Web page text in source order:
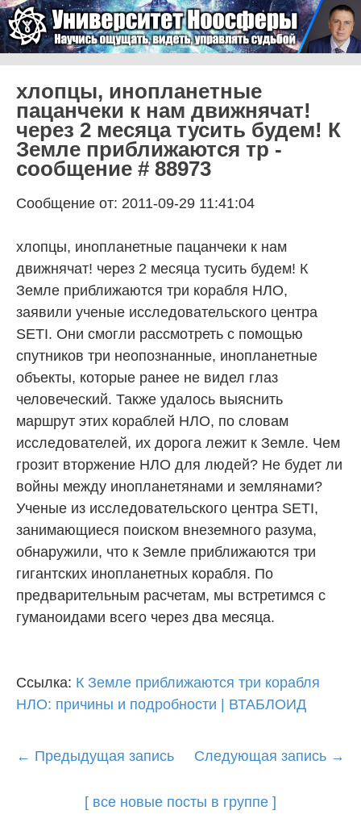
Университет Ноосферы
хлопцы, инопланетные
пацанчеки к нам движнячат!
через 2 месяца тусить будем! К
Земле приближаются тр -
сообщение # 88973
Сообщение от: 2011-09-29 11:41:04
хлопцы, инопланетные пацанчеки к нам
движнячат! через 2 месяца тусить будем! К
Земле приближаются три корабля НЛО,
заявили ученые исследовательского центра
SETI. Они смогли рассмотреть с помощью
спутников три неопознанные, инопланетные
объекты, которые ранее не видел глаз
человеческий. Также удалось выяснить
маршрут этих кораблей НЛО, по словам
исследователей, их дорога лежит к Земле. Чем
грозит вторжение НЛО для людей? Не будет ли
войны между инопланетянами и землянами?
Ученые из исследовательского центра SETI,
занимающиеся поиском внеземного разума,
обнаружили, что к Земле приближаются три
гигантских инопланетных корабля. По
предварительным расчетам, мы встретимся с
гуманоидами всего через два месяца.
Ссылка: К Земле приближаются три корабля
НЛО: причины и подробности | ВТАБЛОИД
Post
← Предыдущая запись Следующая запись →
[ все новые посты в группе ]